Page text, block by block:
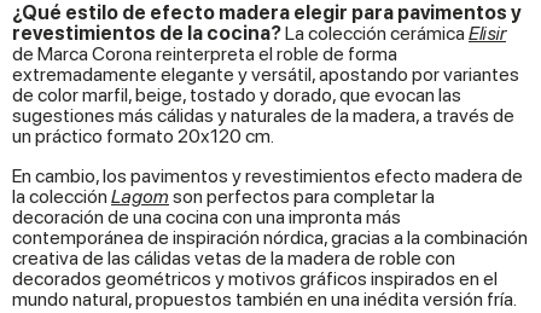
¿Qué estilo de efecto madera elegir para pavimentos y
revestimientos de la cocina?La colección cerámica Elisir
de Marca Corona reinterpreta el roble de forma
extremadamente elegante y versátil, apostando por variantes
de color marfil, beige, tostado y dorado, que evocan las
sugestiones más cálidas y naturales de la madera, a través de
un práctico formato 20x120 cm.
En cambio, los pavimentos y revestimientos efecto madera de
la colección Lagom son perfectos para completar la
decoración de una cocina con una impronta más
contemporánea de inspiración nórdica, gracias a la combinación
creativa de las cálidas vetas de la madera de roble con
decorados geométricos y motivos gráficos inspirados en el
mundo natural, propuestos también en una inédita versión fría.